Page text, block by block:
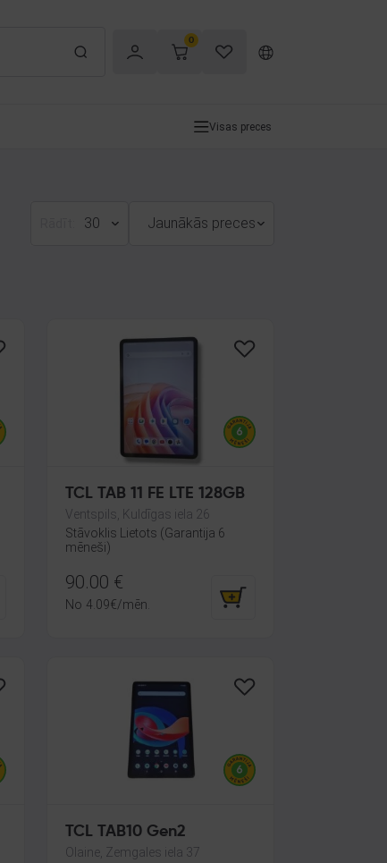
0
Visas preces
30 Jaunākās preces
TCL TAB 11 FE LTE 128GB
Ventspils, Kuldīgas iela 26
Stāvoklis Lietots (Garantija 6
mēneši)
90.00 €
No 4.09€/mēn.
TCL TAB10 Gen2
Olaine, Zemgales iela 37